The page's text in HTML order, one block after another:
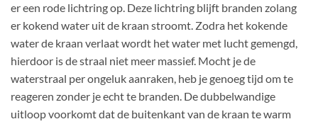
er een rode lichtring op. Deze lichtring blijft branden zolang
er kokend water uit de kraan stroomt. Zodra het kokende
water de kraan verlaat wordt het water met lucht gemengd,
hierdoor is de straal niet meer massief. Mocht je de
waterstraal per ongeluk aanraken, heb je genoeg tijd om te
reageren zonder je echt te branden. De dubbelwandige
uitloop voorkomt dat de buitenkant van de kraan te warm